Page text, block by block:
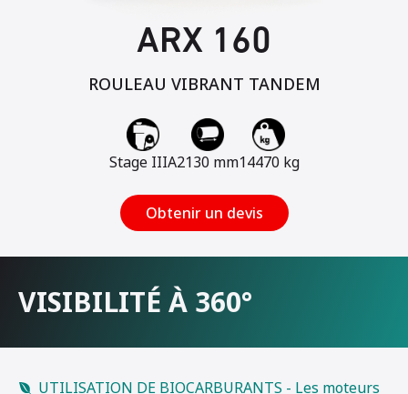
ARX 160
ROULEAU VIBRANT TANDEM
Stage IIIA2130 mm14470 kg
Obtenir un devis
VISIBILITÉ À 360°
UTILISATION DE BIOCARBURANTS - Les moteurs